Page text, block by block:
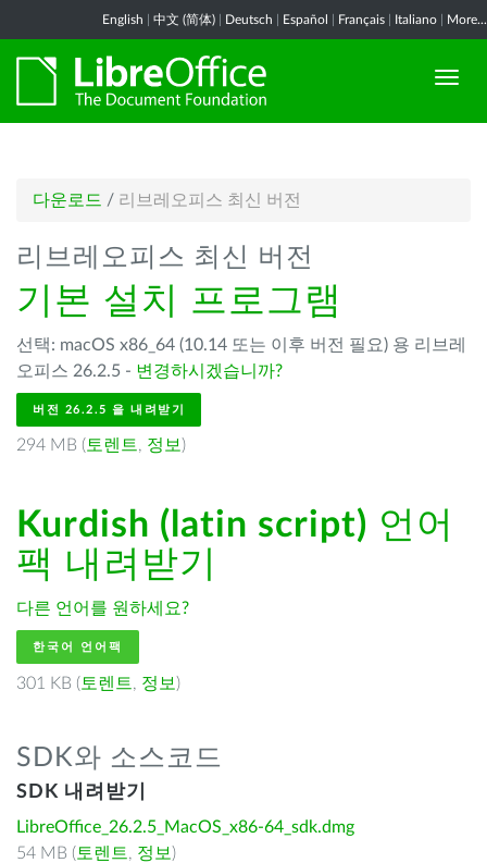
English 中文 (简体) Deutsch Español Français Italiano More...
다운로드 / 리브레오피스 최신 버전
리브레오피스 최신 버전
기본 설치 프로그램
선택: macOS x86_64 (10.14 또는 이후 버전 필요) 용 리브레
오피스 26.2.5 - 변경하시겠습니까?
버전 26.2.5 을 내려받기
294 MB ( 토렌트, 정보 )
Kurdish (latin script) 언어
팩 내려받기
다른 언어를 원하세요?
한국어 언어팩
301 KB ( 토렌트, 정보 )
SDK와 소스코드
SDK 내려받기
LibreOffice_26.2.5_MacOS_x86-64_sdk.dmg
54 MB ( 토렌트, 정보 )